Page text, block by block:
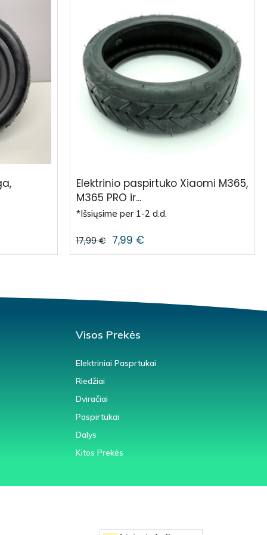
Elektrinio paspirtuko Xiaomi M365,
M365 PRO ir...
*Išsiųsime per 1-2 d.d.
17,99€ 7,99 €
Visos Prekės
Elektriniai Pasprtukai
Riedžiai
Dviračiai
Paspirtukai
Dalys
Kitos Prekės